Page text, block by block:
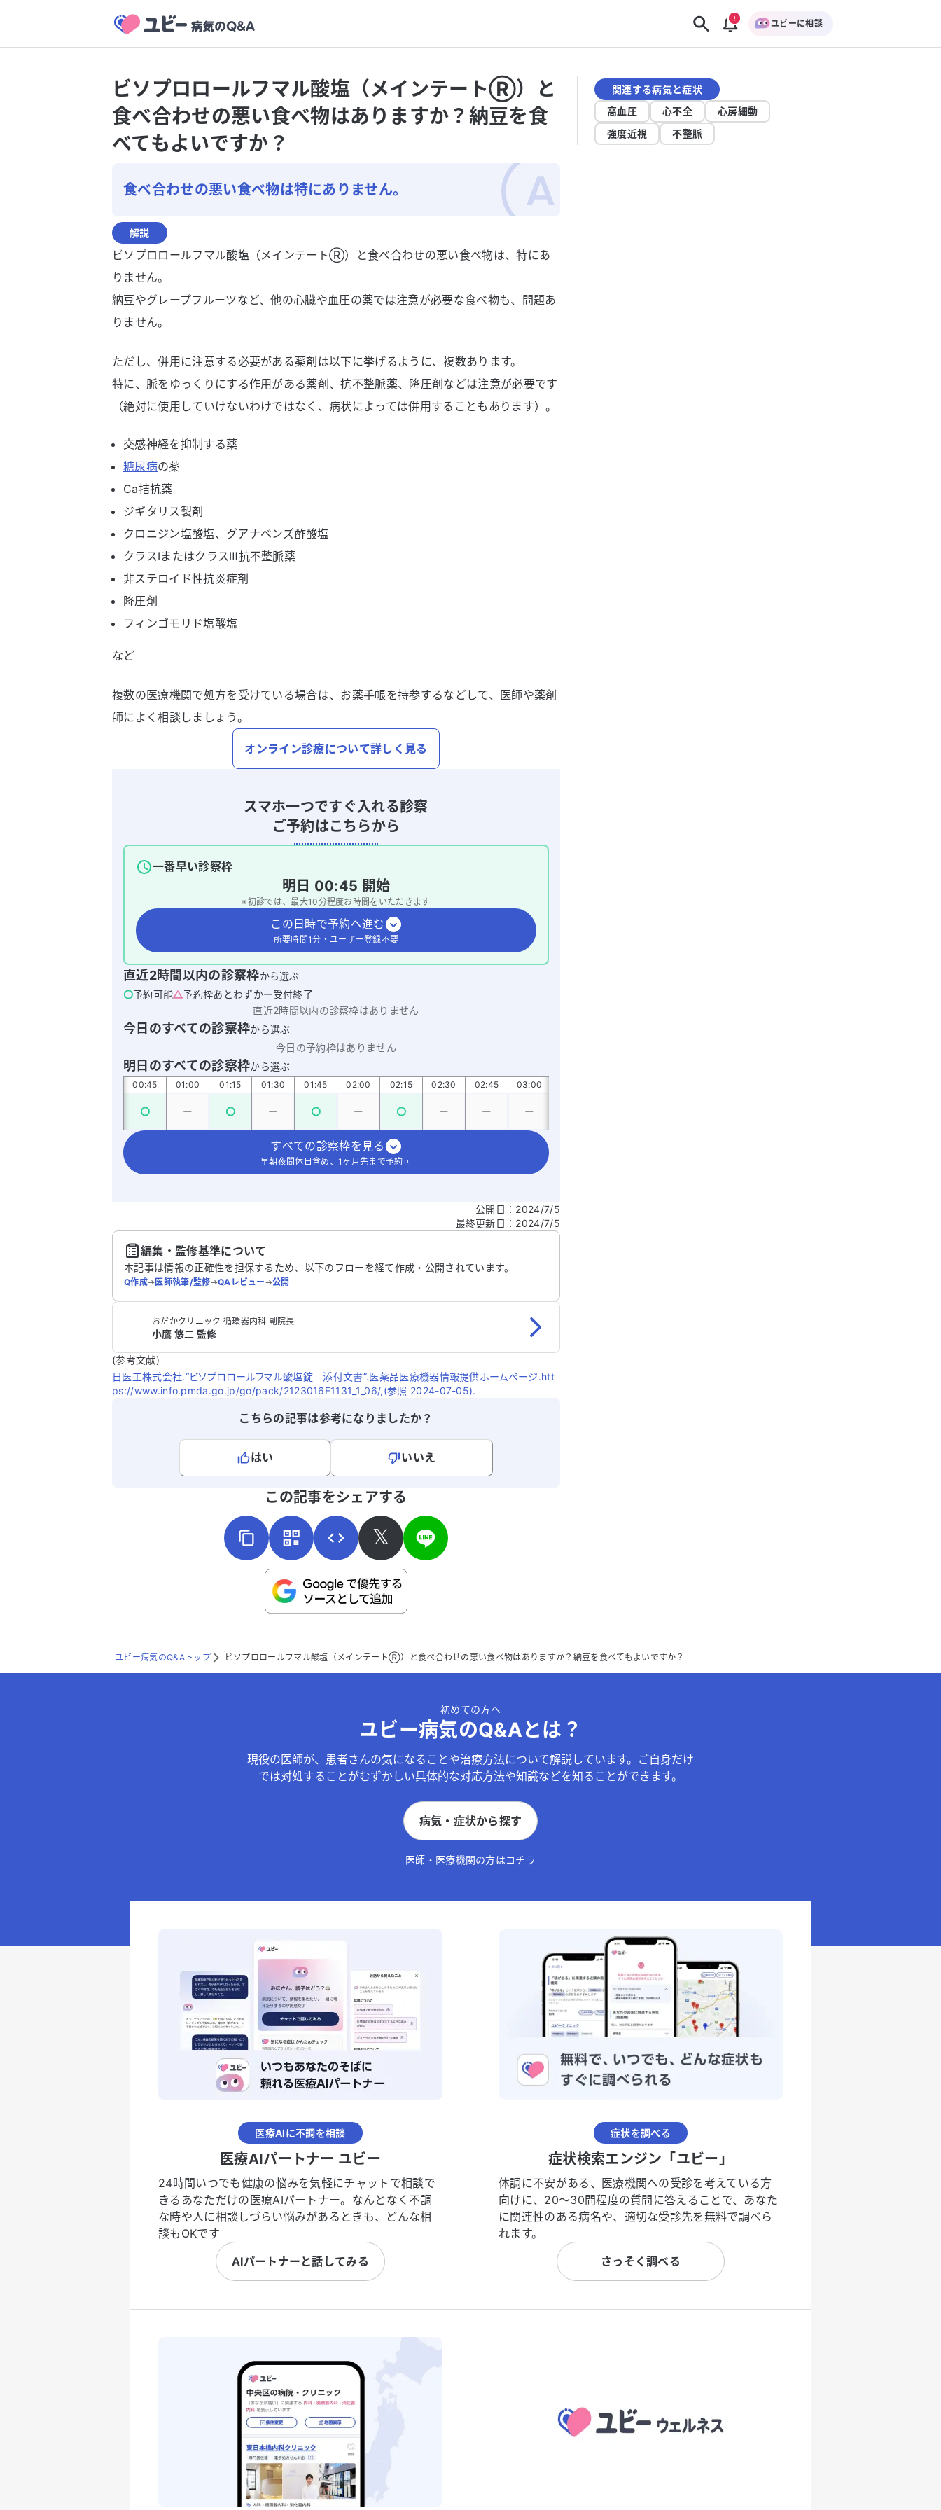
ユビーに相談
ビソプロロールフマル酸塩（メインテートⓇ）と
食べ合わせの悪い食べ物はありますか？納豆を食
べてもよいですか？
食べ合わせの悪い食べ物は特にありません。
解説
ビソプロロールフマル酸塩（メインテートⓇ）と食べ合わせの悪い食べ物は、特にあ
りません。
納豆やグレープフルーツなど、他の心臓や血圧の薬では注意が必要な食べ物も、問題あ
りません。
ただし、併用に注意する必要がある薬剤は以下に挙げるように、複数あります。
特に、脈をゆっくりにする作用がある薬剤、抗不整脈薬、降圧剤などは注意が必要です
（絶対に使用していけないわけではなく、病状によっては併用することもあります）。
交感神経を抑制する薬
糖尿病の薬
Ca拮抗薬
ジギタリス製剤
クロニジン塩酸塩、グアナベンズ酢酸塩
クラスⅠまたはクラスⅢ抗不整脈薬
非ステロイド性抗炎症剤
降圧剤
フィンゴモリド塩酸塩
など
複数の医療機関で処方を受けている場合は、お薬手帳を持参するなどして、医師や薬剤
師によく相談しましょう。
オンライン診療について詳しく見る
スマホ一つですぐ入れる診察
ご予約はこちらから
一番早い診察枠
明日 00:45 開始
※初診では、最大10分程度お時間をいただきます
この日時で予約へ進む
所要時間1分・ユーザー登録不要
直近2時間以内の診察枠から選ぶ
予約可能
予約枠あとわずか
受付終了
直近2時間以内の診察枠はありません
今日のすべての診察枠から選ぶ
今日の予約枠はありません
明日のすべての診察枠から選ぶ
00:45 01:00 01:15 01:30 01:45 02:00 02:15 02:30 02:45 03:00
すべての診察枠を見る
早朝夜間休日含め、1ヶ月先まで予約可
公開日 ： 2024/7/5
最終更新日 ： 2024/7/5
編集・監修基準について
本記事は情報の正確性を担保するため、以下のフローを経て作成・公開されています。
Q作成➔医師執筆/監修➔QAレビュー➔公開
おだかクリニック 循環器内科 副院長
小鷹 悠二 監修
(参考文献)
日医工株式会社.“ビソプロロールフマル酸塩錠 添付文書”.医薬品医療機器情報提供ホームページ.htt
ps://www.info.pmda.go.jp/go/pack/2123016F1131_1_06/,(参照 2024-07-05).
こちらの記事は参考になりましたか？
はい
いいえ
こちらは送信専用のフォームです。氏名やご自身の病気の詳細などの個人情報は入れないでください。
この記事をシェアする
𝕏
関連する病気と症状
高血圧
心不全
心房細動
強度近視
不整脈
ユビー病気のQ&Aトップ ビソプロロールフマル酸塩（メインテートⓇ）と食べ合わせの悪い食べ物はありますか？納豆を食べてもよいですか？
初めての方へ
ユビー病気のQ&Aとは？
現役の医師が、患者さんの気になることや治療方法について解説しています。ご自身だけ
では対処することがむずかしい具体的な対応方法や知識などを知ることができます。
病気・症状から探す
医師・医療機関の方はコチラ
医療AIに不調を相談
医療AIパートナー ユビー
24時間いつでも健康の悩みを気軽にチャットで相談で
きるあなただけの医療AIパートナー。なんとなく不調
な時や人に相談しづらい悩みがあるときも、どんな相
談もOKです
AIパートナーと話してみる
症状を調べる
症状検索エンジン「ユビー」
体調に不安がある、医療機関への受診を考えている方
向けに、20〜30問程度の質問に答えることで、あなた
に関連性のある病名や、適切な受診先を無料で調べら
れます。
さっそく調べる